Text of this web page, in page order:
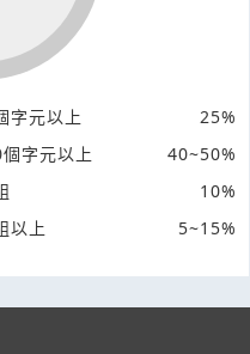
字元以上
25%
字元以上
40~50%
10%
以上 5~15%